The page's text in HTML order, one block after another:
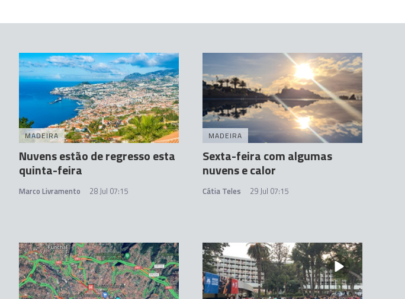
MADEIRA
Nuvens estão de regresso esta
quinta-feira
Marco Livramento 28 Jul 07:15
MADEIRA
Sexta-feira com algumas
nuvens e calor
Cátia Teles 29 Jul 07:15